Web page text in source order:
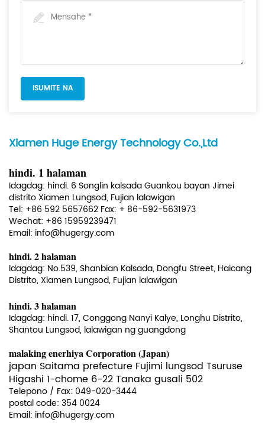
Xiamen Huge Energy Technology Co.,Ltd
hindi. 1 halaman
Idagdag: hindi. 6 Songlin kalsada Guankou bayan Jimei
distrito Xiamen Lungsod, Fujian lalawigan
Tel: +86 592 5657662 Fax: + 86-592-5631973
Wechat: +86 15959239471
Email: info@hugergy.com
hindi. 2 halaman
Idagdag: No.539, Shanbian Kalsada, Dongfu Street, Haicang
Distrito, Xiamen Lungsod, Fujian lalawigan
hindi. 3 halaman
Idagdag: hindi. 17, Conggong Nanyi Kalye, Longhu Distrito,
Shantou Lungsod, lalawigan ng guangdong
malaking enerhiya Corporation (Japan)
japan Saitama prefecture Fujimi lungsod Tsuruse
Higashi 1-chome 6-22 Tanaka gusali 502
Telepono / Fax: 049-020-3444
postal code: 354 0024
Email: info@hugergy.com